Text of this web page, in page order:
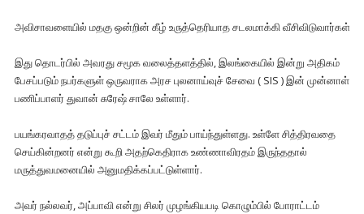
அவிசாவளையில் மதகு ஒன்றின் கீழ் உருத்தெரியாத சடலமாக்கி வீசிவிடுவார்கள்
இது தொடர்பில் அவரது சமூக வலைத்தளத்தில், இலங்கையில் இன்று அதிகம்
பேசப்படும் நபர்களுள் ஒருவராக அரச புலனாய்வுச் சேவை ( SIS ) இன் முன்னாள்
பணிப்பாளர் துவான் சுரேஷ் சாலே உள்ளார்.
பயங்கரவாதத் தடுப்புச் சட்டம் இவர் மீதும் பாய்ந்துள்ளது. உள்ளே சித்திரவதை
செய்கின்றனர் என்று கூறி அதற்கெதிராக உண்ணாவிரதம் இருந்ததால்
மருத்துவமனையில் அனுமதிக்கப்பட்டுள்ளார்.
அவர் நல்லவர், அப்பாவி என்று சிலர் முழங்கியபடி கொழும்பில் போராட்டம்